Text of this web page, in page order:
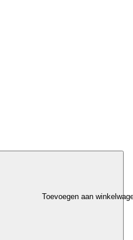
Toevoegen aan